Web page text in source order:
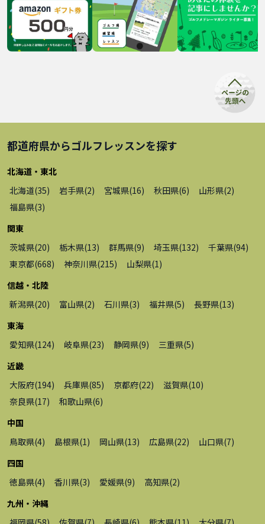
都道府県からゴルフレッスンを探す
北海道・東北
北海道(35) 岩手県(2) 宮城県(16) 秋田県(6) 山形県(2)
福島県(3)
関東
茨城県(20) 栃木県(13) 群馬県(9) 埼玉県(132) 千葉県(94)
東京都(668) 神奈川県(215) 山梨県(1)
信越・北陸
新潟県(20) 富山県(2) 石川県(3) 福井県(5) 長野県(13)
東海
愛知県(124) 岐阜県(23) 静岡県(9) 三重県(5)
近畿
大阪府(194) 兵庫県(85) 京都府(22) 滋賀県(10)
奈良県(17) 和歌山県(6)
中国
鳥取県(4) 島根県(1) 岡山県(13) 広島県(22) 山口県(7)
四国
徳島県(4) 香川県(3) 愛媛県(9) 高知県(2)
九州・沖縄